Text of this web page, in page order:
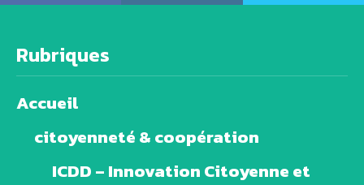
Rubriques
Accueil
citoyenneté & coopération
ICDD – Innovation Citoyenne et